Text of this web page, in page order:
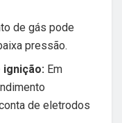
de gás pode
pressão.
ignição: Em
de eletrodos